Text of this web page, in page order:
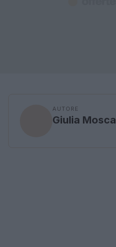
AUTORE
Giulia Mosca